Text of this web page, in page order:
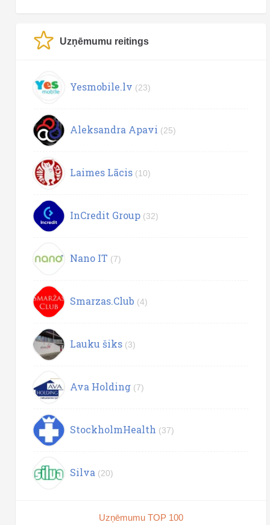
Uzņēmumu reitings
Yesmobile.lv (23)
Aleksandra Apavi (25)
Laimes Lācis (10)
InCredit Group (32)
Nano IT (7)
Smarzas.Club (4)
Lauku šiks (3)
Ava Holding (7)
StockholmHealth (37)
Silva (20)
Uzņēmumu TOP 100